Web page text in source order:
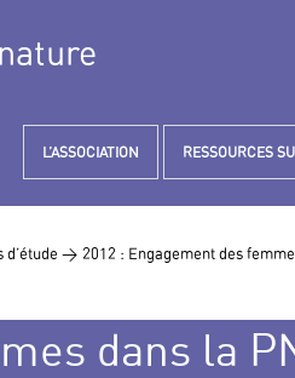
L’ASSOCIATION RESSOURCES
d’étude > 2012 : Engagement des
dans la